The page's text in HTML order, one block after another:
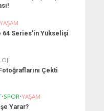
YAŞAM
64 Series’in Yükselişi
Çekti
•SPOR•YAŞAM
Yarar?